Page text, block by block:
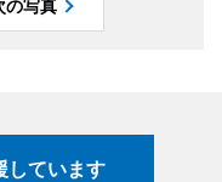
の写真
しています